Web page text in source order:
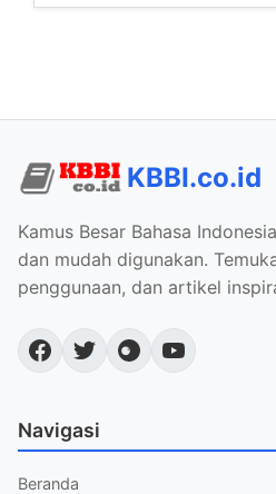
KBBI.co.id
Kamus Besar Bahasa
dan mudah digunakan.
penggunaan, dan artikel
Navigasi
Beranda